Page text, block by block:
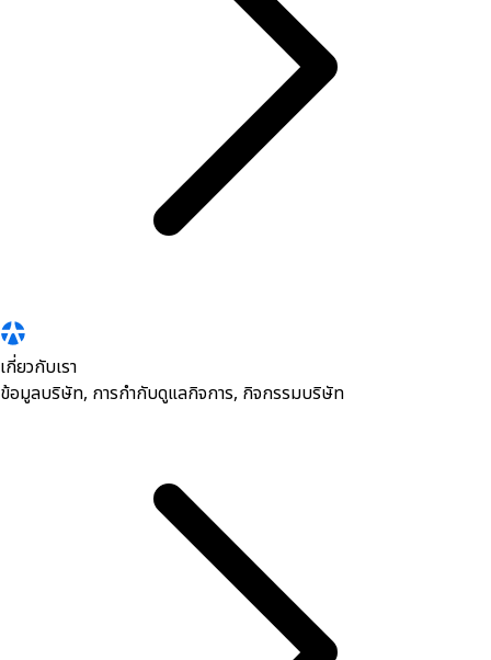
เกี่ยวกับเรา
ข้อมูลบริษัท, การกำกับดูแลกิจการ, กิจกรรมบริษัท